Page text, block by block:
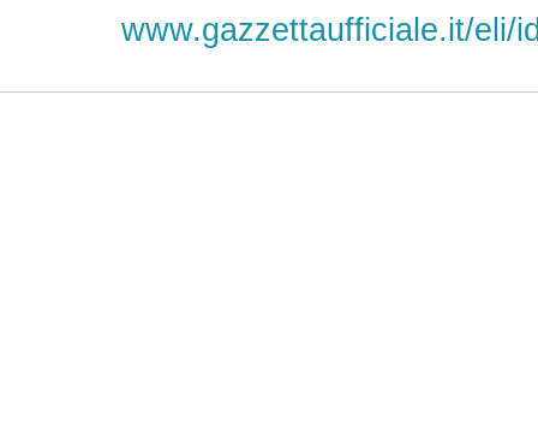
www.gazzettaufficiale.it/eli/